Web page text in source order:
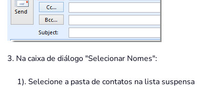
3. Na caixa de diálogo "Selecionar Nomes":
1). Selecione a pasta de contatos na lista suspensa